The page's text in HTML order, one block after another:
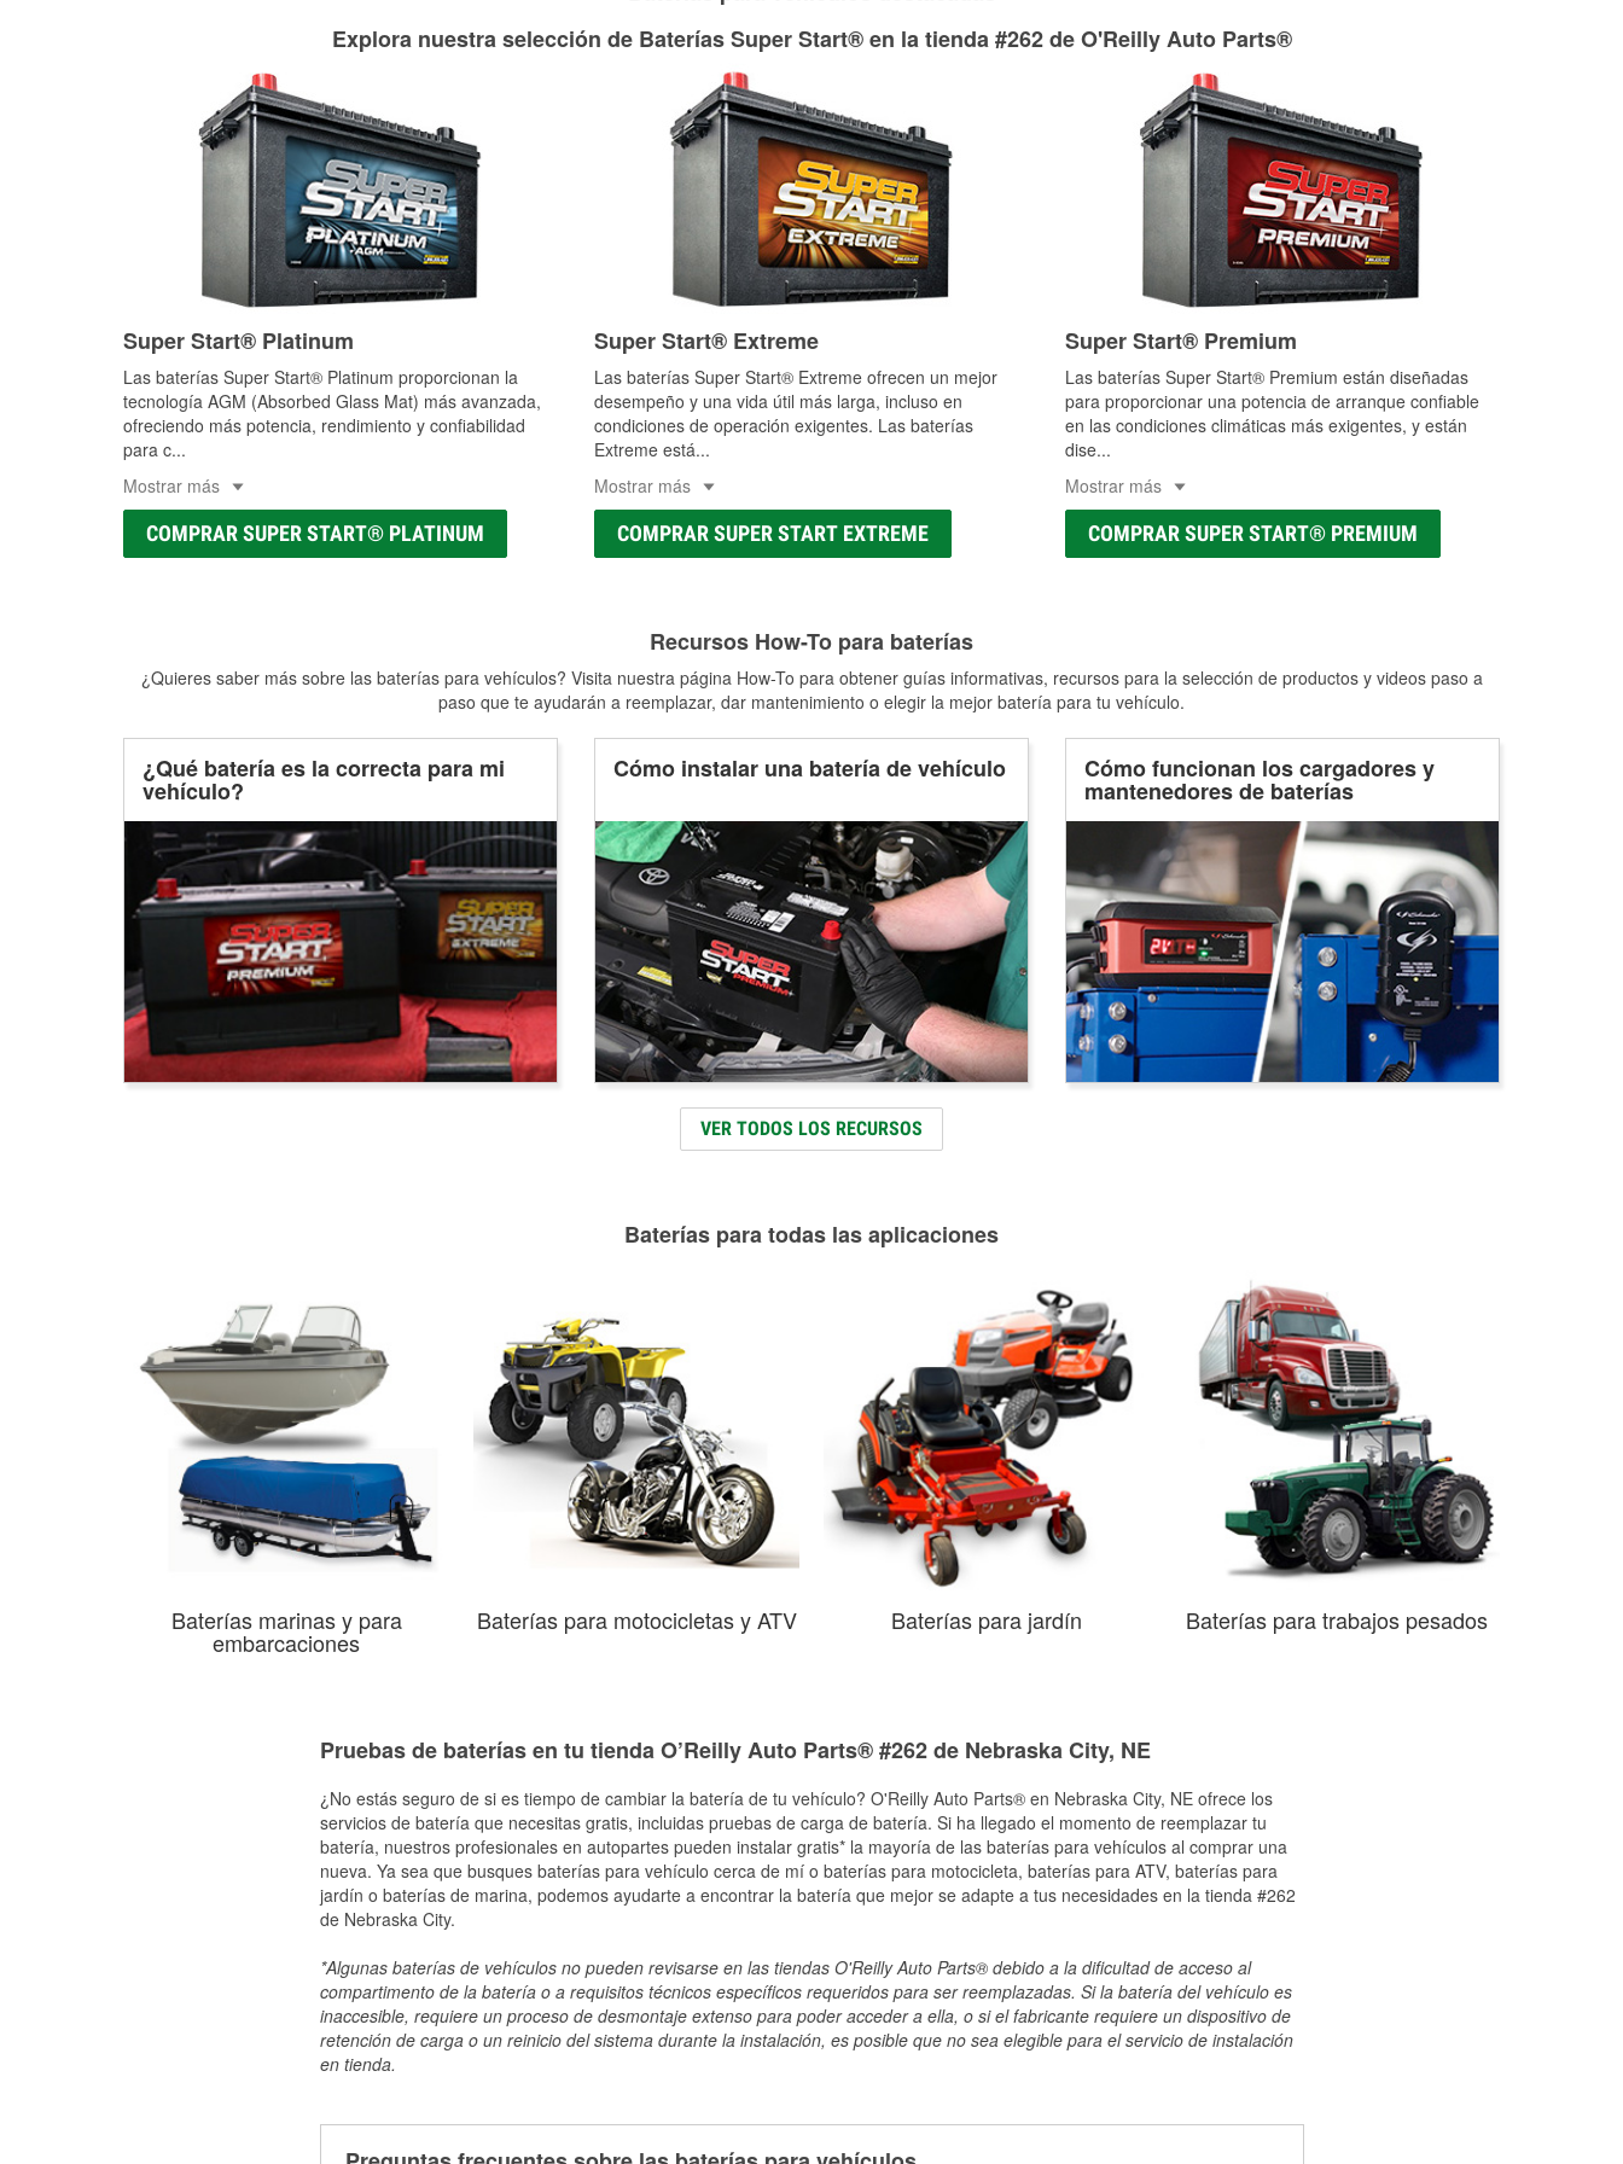
Más información acerca del servicio de mangueras hidráulicas a la medida en tu tienda local
Explora nuestra selección de Baterías Super Start® en la tienda #262 de O'Reilly Auto Parts®
Super Start® Platinum
Las baterías Super Start® Platinum proporcionan la
tecnología AGM (Absorbed Glass Mat) más avanzada,
ofreciendo más potencia, rendimiento y confiabilidad
para c...
Mostrar más
COMPRAR SUPER START® PLATINUM
Super Start® Extreme
Las baterías Super Start® Extreme ofrecen un mejor
desempeño y una vida útil más larga, incluso en
condiciones de operación exigentes. Las baterías
Extreme está...
Mostrar más
COMPRAR SUPER START EXTREME
Super Start® Premium
Las baterías Super Start® Premium están diseñadas
para proporcionar una potencia de arranque confiable
en las condiciones climáticas más exigentes, y están
dise...
Mostrar más
COMPRAR SUPER START® PREMIUM
Recursos How-To para baterías
¿Quieres saber más sobre las baterías para vehículos? Visita nuestra página How-To para obtener guías informativas, recursos para la selección de productos y videos paso a
paso que te ayudarán a reemplazar, dar mantenimiento o elegir la mejor batería para tu vehículo.
¿Qué batería es la correcta para mi
vehículo?
Cómo instalar una batería de vehículo Cómo funcionan los cargadores y
mantenedores de baterías
VER TODOS LOS RECURSOS
Baterías para todas las aplicaciones
Baterías marinas y para
embarcaciones
Baterías para motocicletas y ATV Baterías para jardín Baterías para trabajos pesados
Pruebas de baterías en tu tienda O’Reilly Auto Parts® #262 de Nebraska City, NE
¿No estás seguro de si es tiempo de cambiar la batería de tu vehículo? O'Reilly Auto Parts® en Nebraska City, NE ofrece los
servicios de batería que necesitas gratis, incluidas pruebas de carga de batería. Si ha llegado el momento de reemplazar tu
batería, nuestros profesionales en autopartes pueden instalar gratis* la mayoría de las baterías para vehículos al comprar una
nueva. Ya sea que busques baterías para vehículo cerca de mí o baterías para motocicleta, baterías para ATV, baterías para
jardín o baterías de marina, podemos ayudarte a encontrar la batería que mejor se adapte a tus necesidades en la tienda #262
de Nebraska City.
*Algunas baterías de vehículos no pueden revisarse en las tiendas O'Reilly Auto Parts® debido a la dificultad de acceso al
compartimento de la batería o a requisitos técnicos específicos requeridos para ser reemplazadas. Si la batería del vehículo es
inaccesible, requiere un proceso de desmontaje extenso para poder acceder a ella, o si el fabricante requiere un dispositivo de
retención de carga o un reinicio del sistema durante la instalación, es posible que no sea elegible para el servicio de instalación
en tienda.